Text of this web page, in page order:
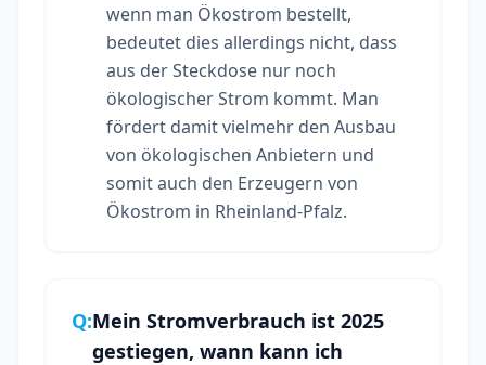
wenn man Ökostrom bestellt,
bedeutet dies allerdings nicht, dass
aus der Steckdose nur noch
ökologischer Strom kommt. Man
fördert damit vielmehr den Ausbau
von ökologischen Anbietern und
somit auch den Erzeugern von
Ökostrom in Rheinland-Pfalz.
Q:Mein Stromverbrauch ist 2025
gestiegen, wann kann ich